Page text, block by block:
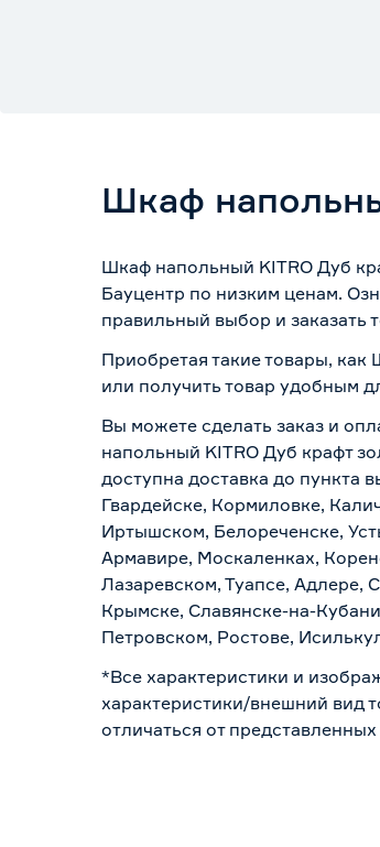
Шкаф
Шкаф напольный KITRO Дуб
Бауцентр по низким ценам.
правильный выбор и заказать
Приобретая такие товары,
или получить товар удобным
Вы можете сделать заказ и
напольный KITRO Дуб крафт
доступна доставка до пункта
Гвардейске, Кормиловке,
Иртышском, Белореченске,
Армавире, Москаленках,
Лазаревском, Туапсе, Адлере,
Крымске, Славянске-на-
Петровском, Ростове,
*Все характеристики и
характеристики/внешний вид
отличаться от